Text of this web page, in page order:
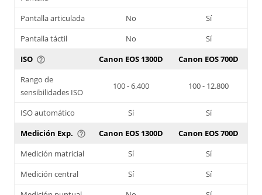
Pantalla articulada No
Sí
Pantalla táctil
No
Sí
ISO help_outline Canon EOS 1300D
Canon EOS 700D
Rango de
sensibilidades ISO
100 - 6.400 100 - 12.800
ISO automático Sí
Sí
Medición Exp. help_outline Canon EOS 1300D
Canon EOS 700D
Medición matricial
Sí
Sí
Medición central
Sí
Sí